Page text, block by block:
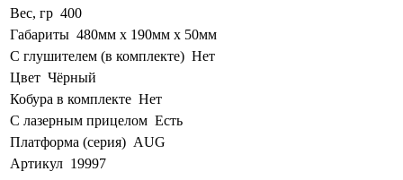
Вес, гр 400
Габариты 480мм х 190мм х 50мм
С глушителем (в комплекте) Нет
Цвет Чёрный
Кобура в комплекте Нет
С лазерным прицелом Есть
Платформа (серия) AUG
Артикул 19997